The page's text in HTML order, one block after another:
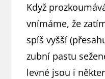
Když
vnímáme, že
spíš vyšší
zubní pastu
levné jsou i